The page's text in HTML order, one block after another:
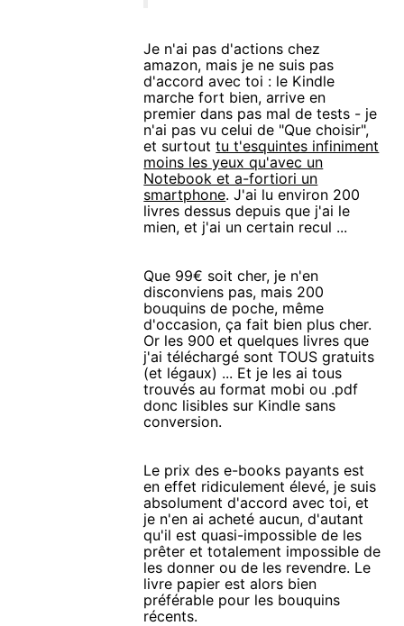
Je n'ai pas d'actions chez
amazon, mais je ne suis pas
d'accord avec toi : le Kindle
marche fort bien, arrive en
premier dans pas mal de tests - je
n'ai pas vu celui de "Que choisir",
et surtouttu t'esquintes infiniment
moins les yeux qu'avec un
Notebook et a-fortiori un
smartphone. J'ai lu environ 200
livres dessus depuis que j'ai le
mien, et j'ai un certain recul ...
Que 99€ soit cher, je n'en
disconviens pas, mais 200
bouquins de poche, même
d'occasion, ça fait bien plus cher.
Or les 900 et quelques livres que
j'ai téléchargé sont TOUS gratuits
(et légaux) ... Et je les ai tous
trouvés au format mobi ou .pdf
donc lisibles sur Kindle sans
conversion.
Le prix des e-books payants est
en effet ridiculement élevé, je suis
absolument d'accord avec toi, et
je n'en ai acheté aucun, d'autant
qu'il est quasi-impossible de les
prêter et totalement impossible de
les donner ou de les revendre. Le
livre papier est alors bien
préférable pour les bouquins
récents.